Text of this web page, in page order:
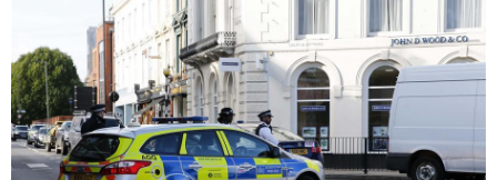
中日対訳